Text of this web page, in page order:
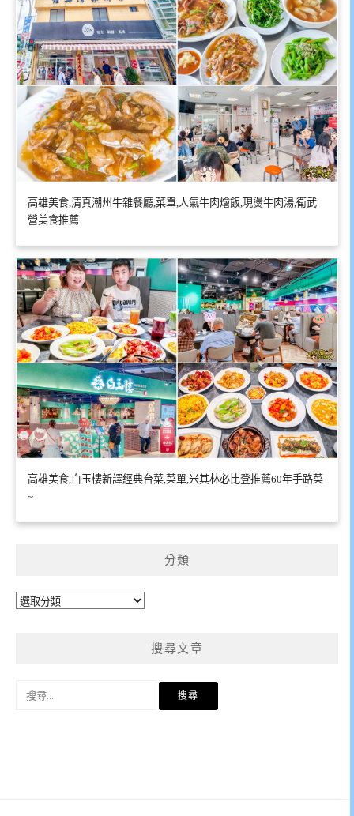
高雄美食,清真潮州牛雜餐廳,菜單,人氣牛肉燴飯,現燙牛肉湯,衛武
營美食推薦
高雄美食,白玉樓新譯經典台菜,菜單,米其林必比登推薦60年手路菜
~
分類
分
搜尋文章